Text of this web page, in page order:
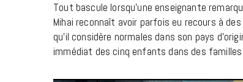
Tout bascule lorsqu’une enseignante
Mihai reconnaît avoir parfois eu recours à
qu’il considère normales dans son pays
immédiat des cinq enfants dans des familles